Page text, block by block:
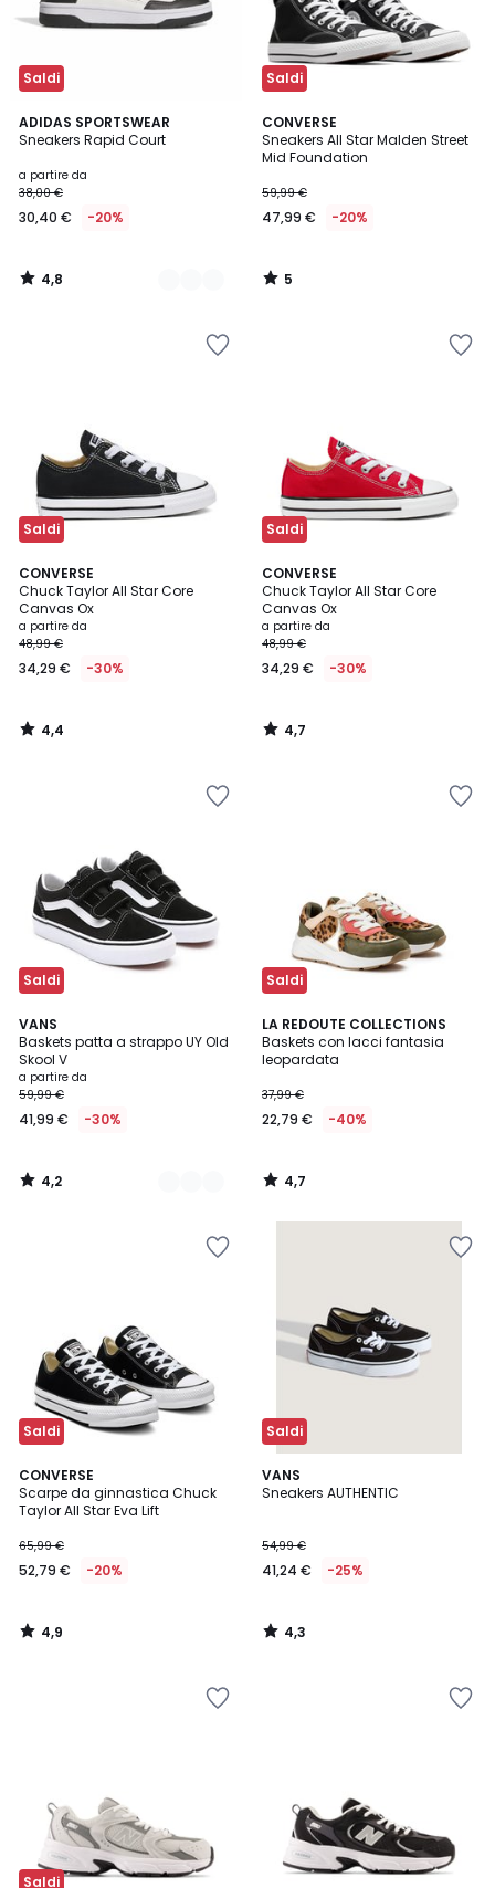
Saldi
ADIDAS SPORTSWEAR
Sneakers Rapid Court
a partire da
38,00 €
30,40 € -20%
4,8
/ 5
2
Colori
4,8
/
Saldi
CONVERSE
Sneakers All Star Malden Street
Mid Foundation
59,99 €
47,99 € -20%
5
/
5
5
/
Saldi
CONVERSE
Chuck Taylor All Star Core
Canvas Ox
a partire da
48,99 €
34,29 € -30%
4,4
/ 5
4,4
/
Saldi
CONVERSE
Chuck Taylor All Star Core
Canvas Ox
a partire da
48,99 €
34,29 € -30%
4,7
/ 5
4,7
/
Saldi
VANS
Baskets patta a strappo UY Old
Skool V
a partire da
59,99 €
41,99 € -30%
4,2
/ 5
2
Colori
4,2
/
Saldi
LA REDOUTE COLLECTIONS
Baskets con lacci fantasia
leopardata
37,99 €
22,79 € -40%
4,7
/ 5
4,7
/
Saldi
CONVERSE
Scarpe da ginnastica Chuck
Taylor All Star Eva Lift
65,99 €
52,79 € -20%
4,9
/ 5
4,9
/
Saldi
VANS
Sneakers AUTHENTIC
54,99 €
41,24 € -25%
4,3
/ 5
4,3
/
Saldi